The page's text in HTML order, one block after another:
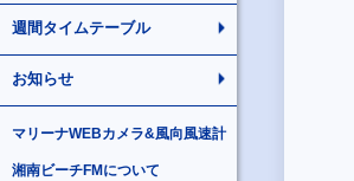
週間タイムテーブル
お知らせ
マリーナWEBカメラ&風向風速計
湘南ビーチFMについて